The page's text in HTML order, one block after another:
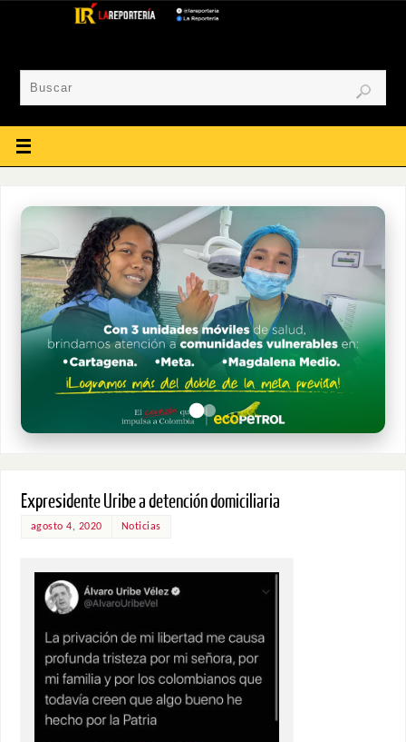
Expresidente Uribe a detención domiciliaria
agosto 4, 2020 Noticias